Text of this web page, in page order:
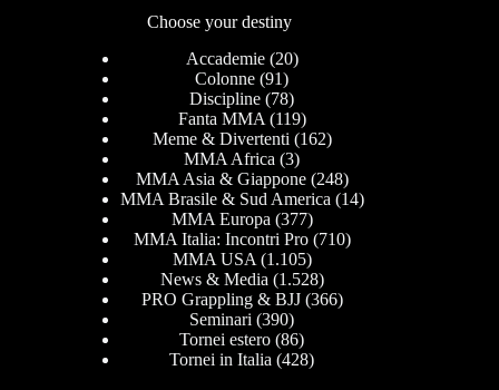
Choose your destiny
Accademie(20)
Colonne (91)
Discipline (78)
Fanta MMA (119)
Meme & Divertenti (162)
MMA Africa (3)
MMA Asia & Giappone(248)
MMA Brasile & Sud America (14)
MMA Europa (377)
MMA Italia: Incontri Pro(710)
MMA USA (1.105)
News & Media (1.528)
PRO Grappling & BJJ(366)
Seminari (390)
Tornei estero (86)
Tornei in Italia (428)